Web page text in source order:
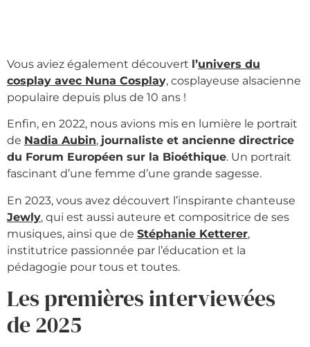
Vous aviez également découvert l’univers du
cosplay avec Nuna Cosplay, cosplayeuse alsacienne
populaire depuis plus de 10 ans !
Enfin, en 2022, nous avions mis en lumière le portrait
de Nadia Aubin, journaliste et ancienne directrice
du Forum Européen sur la Bioéthique. Un portrait
fascinant d’une femme d’une grande sagesse.
En 2023, vous avez découvert l’inspirante chanteuse
Jewly, qui est aussi auteure et compositrice de ses
musiques, ainsi que de Stéphanie Ketterer,
institutrice passionnée par l’éducation et la
pédagogie pour tous et toutes.
Les premières interviewées
de 2025